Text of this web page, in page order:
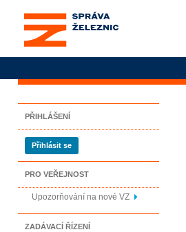
Správa železnic, státní
organizace
PŘIHLÁŠENÍ
Přihlásit se
PRO VEŘEJNOST
Upozorňování na nové VZ
ZADÁVACÍ ŘÍZENÍ